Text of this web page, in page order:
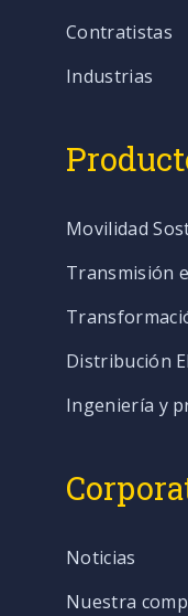
Contratistas
Industrias
Movilidad
Transmisión
Distribución
Ingeniería y
Noticias
Nuestra